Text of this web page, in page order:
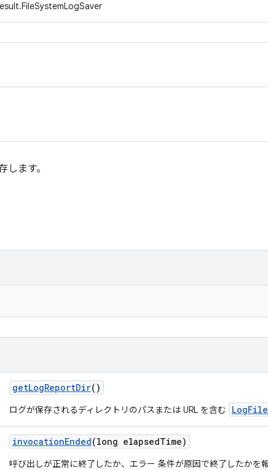
ます。
getLogReportDir()
ログが保存されるディレクトリのパスまたは URL を含む LogFile
invocationEnded(long elapsedTime)
呼び出しが正常に終了したか、エラー 条件が原因で終了したかを報